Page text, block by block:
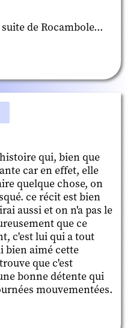
de Rocambole...
qui, bien que
car en effet, elle
quelque chose, on
ce récit est bien
aussi et on n'a pas le
que ce
c'est lui qui a tout
bien aimé cette
que c'est
bonne détente qui
mouvementées.